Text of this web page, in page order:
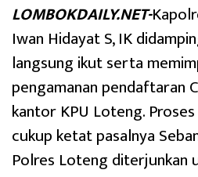
LOMBOKDAILY.NET-
Iwan Hidayat S, IK
langsung ikut serta
pengamanan pendaftaran
kantor KPU Loteng.
cukup ketat pasalnya
Polres Loteng diterjunkan